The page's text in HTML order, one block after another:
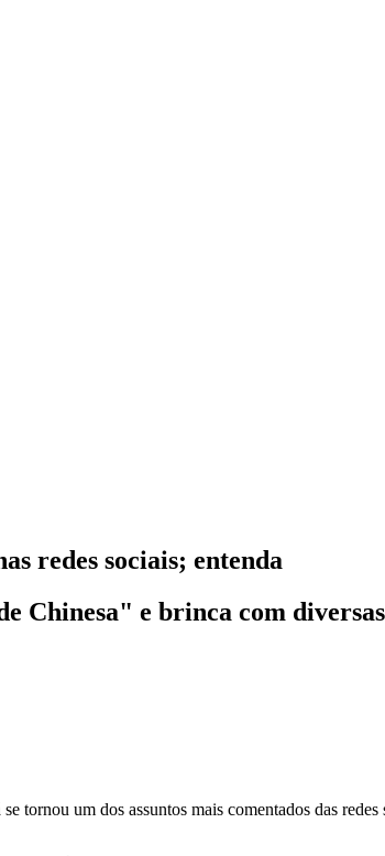
redes sociais; entenda
Chinesa" e brinca com
tornou um dos assuntos mais comentados das